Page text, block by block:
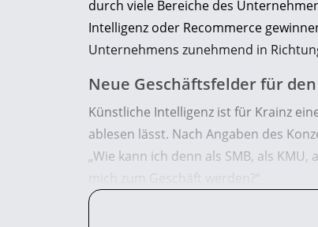
durch viele Bereiche des
Intelligenz oder Recommerce
Unternehmens zunehmend in
Neue Geschäftsfelder für
Künstliche Intelligenz ist für Krainz
ablesen lässt. Nach Angaben des
„Wie kann ich denn als SMB, als
mich zum Geschäft werden?“